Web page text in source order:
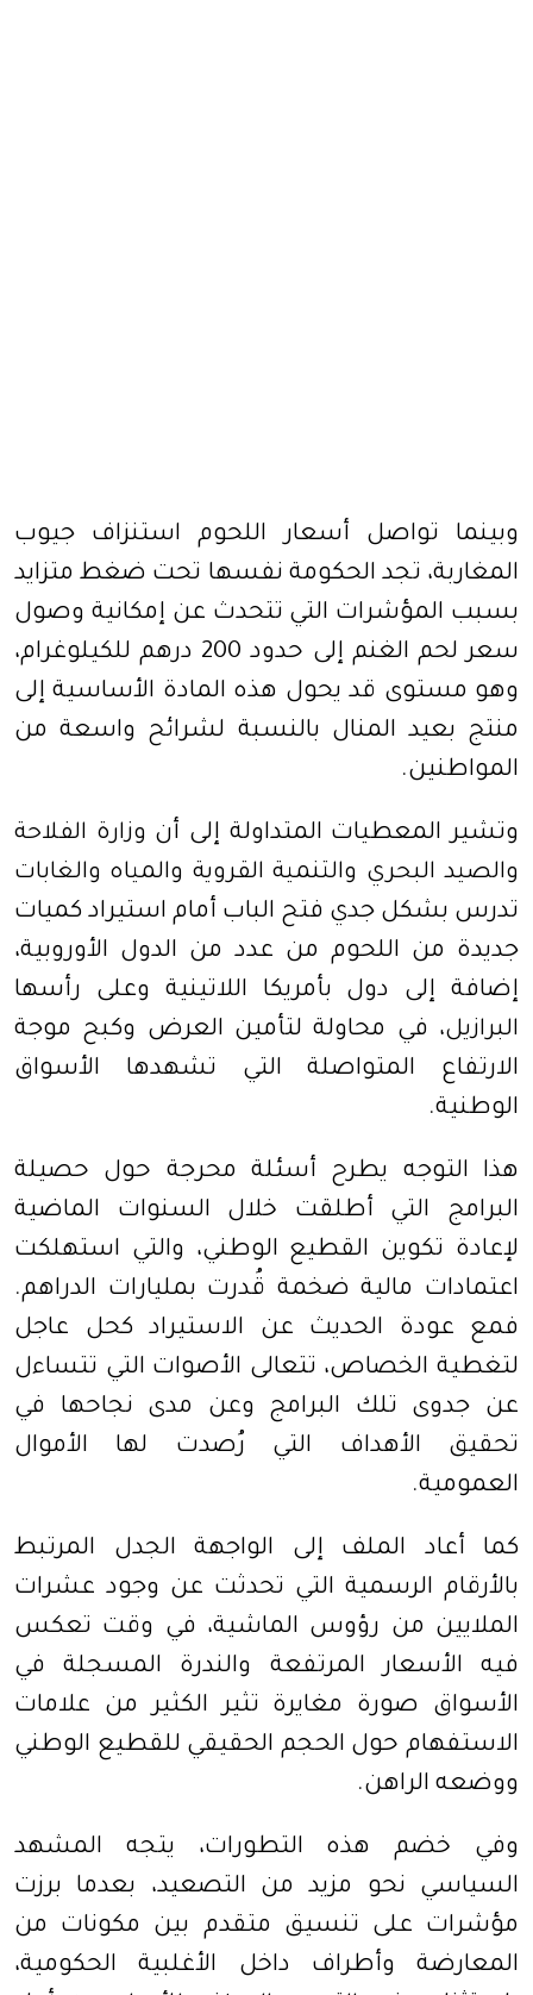
وبينما تواصل أسعار اللحوم استنزاف جيوب
المغاربة، تجد الحكومة نفسها تحت ضغط متزايد
بسبب المؤشرات التي تتحدث عن إمكانية وصول
سعر لحم الغنم إلى حدود 200 درهم للكيلوغرام،
وهو مستوى قد يحول هذه المادة الأساسية إلى
منتج بعيد المنال بالنسبة لشرائح واسعة من
المواطنين.
وتشير المعطيات المتداولة إلى أن وزارة الفلاحة
والصيد البحري والتنمية القروية والمياه والغابات
تدرس بشكل جدي فتح الباب أمام استيراد كميات
جديدة من اللحوم من عدد من الدول الأوروبية،
إضافة إلى دول بأمريكا اللاتينية وعلى رأسها
البرازيل، في محاولة لتأمين العرض وكبح موجة
الارتفاع المتواصلة التي تشهدها الأسواق
الوطنية.
هذا التوجه يطرح أسئلة محرجة حول حصيلة
البرامج التي أطلقت خلال السنوات الماضية
لإعادة تكوين القطيع الوطني، والتي استهلكت
اعتمادات مالية ضخمة قُدرت بمليارات الدراهم.
فمع عودة الحديث عن الاستيراد كحل عاجل
لتغطية الخصاص، تتعالى الأصوات التي تتساءل
عن جدوى تلك البرامج وعن مدى نجاحها في
تحقيق الأهداف التي رُصدت لها الأموال
العمومية.
كما أعاد الملف إلى الواجهة الجدل المرتبط
بالأرقام الرسمية التي تحدثت عن وجود عشرات
الملايين من رؤوس الماشية، في وقت تعكس
فيه الأسعار المرتفعة والندرة المسجلة في
الأسواق صورة مغايرة تثير الكثير من علامات
الاستفهام حول الحجم الحقيقي للقطيع الوطني
ووضعه الراهن.
وفي خضم هذه التطورات، يتجه المشهد
السياسي نحو مزيد من التصعيد، بعدما برزت
مؤشرات على تنسيق متقدم بين مكونات من
المعارضة وأطراف داخل الأغلبية الحكومية،